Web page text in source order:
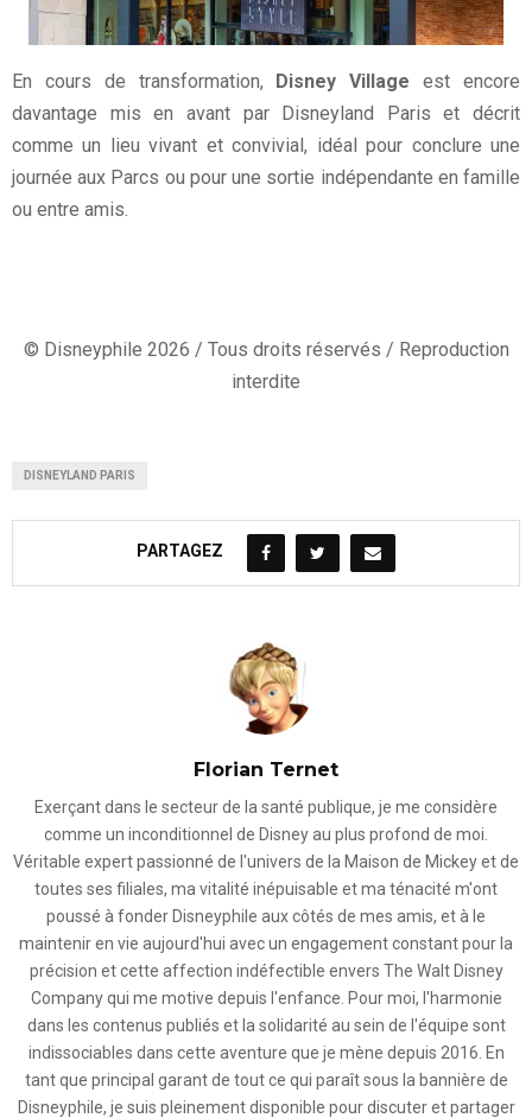
En cours de transformation, Disney Village est encore
davantage mis en avant par Disneyland Paris et décrit
comme un lieu vivant et convivial, idéal pour conclure une
journée aux Parcs ou pour une sortie indépendante en famille
ou entre amis.
© Disneyphile 2026 / Tous droits réservés / Reproduction
interdite
DISNEYLAND PARIS
PARTAGEZ
Florian Ternet
Exerçant dans le secteur de la santé publique, je me considère
comme un inconditionnel de Disney au plus profond de moi.
Véritable expert passionné de l'univers de la Maison de Mickey et de
toutes ses filiales, ma vitalité inépuisable et ma ténacité m'ont
poussé à fonder Disneyphile aux côtés de mes amis, et à le
maintenir en vie aujourd'hui avec un engagement constant pour la
précision et cette affection indéfectible envers The Walt Disney
Company qui me motive depuis l'enfance. Pour moi, l'harmonie
dans les contenus publiés et la solidarité au sein de l'équipe sont
indissociables dans cette aventure que je mène depuis 2016. En
tant que principal garant de tout ce qui paraît sous la bannière de
Disneyphile, je suis pleinement disponible pour discuter et partager